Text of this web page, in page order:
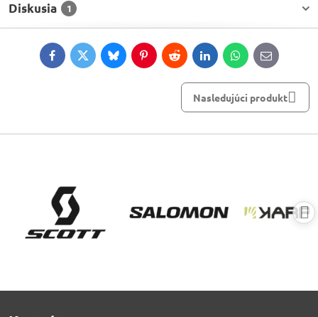
Diskusia 1
FacebookTwitterBlueskyPinterestRedditLinkedInWhatsApp
E-
mail
Nasledujúci produkt